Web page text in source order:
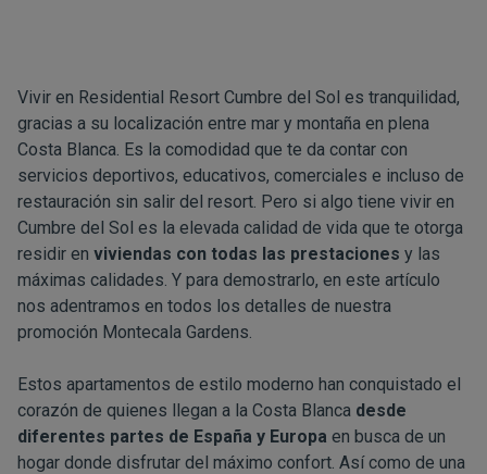
Vivir en Residential Resort Cumbre del Sol es tranquilidad,
gracias a su localización entre mar y montaña en plena
Costa Blanca. Es la comodidad que te da contar con
servicios deportivos, educativos, comerciales e incluso de
restauración sin salir del resort. Pero si algo tiene vivir en
Cumbre del Sol es la elevada calidad de vida que te otorga
residir en viviendas con todas las prestaciones y las
máximas calidades. Y para demostrarlo, en este artículo
nos adentramos en todos los detalles de nuestra
promoción Montecala Gardens.
Estos apartamentos de estilo moderno han conquistado el
corazón de quienes llegan a la Costa Blanca desde
diferentes partes de España y Europa en busca de un
hogar donde disfrutar del máximo confort. Así como de una